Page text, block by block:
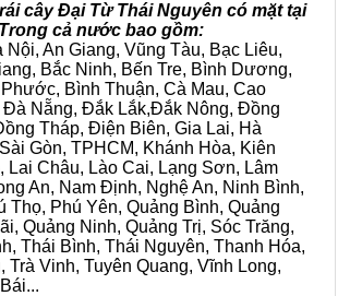
cây Đại Từ Thái Nguyên có mặt tại
cả nước bao gồm:
Nội, An Giang, Vũng Tàu, Bạc Liêu,
Bắc Ninh, Bến Tre, Bình Dương,
Bình Thuận, Cà Mau, Cao
Đà Nẵng, Đắk Lắk,Đắk Nông, Đồng
Tháp, Điện Biên, Gia Lai, Hà
Gòn, TPHCM, Khánh Hòa, Kiên
Lai Châu, Lào Cai, Lạng Sơn, Lâm
An, Nam Định, Nghệ An, Ninh Bình,
Thọ, Phú Yên, Quảng Bình, Quảng
Quảng Ninh, Quảng Trị, Sóc Trăng,
Thái Bình, Thái Nguyên, Thanh Hóa,
Trà Vinh, Tuyên Quang, Vĩnh Long,